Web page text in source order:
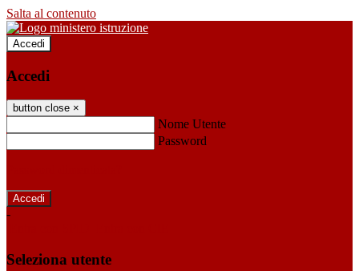
Salta al contenuto
Accedi
Accedi
button close ×
Nome Utente
Password
-
Seleziona utente